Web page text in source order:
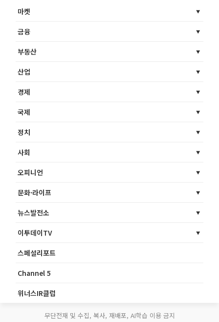
마켓
금융
부동산
산업
경제
국제
정치
사회
오피니언
문화·라이프
뉴스발전소
이투데이TV
스페셜리포트
Channel 5
위너스IR클럽
무단전재 및 수집, 복사, 재배포, AI학습 이용 금지